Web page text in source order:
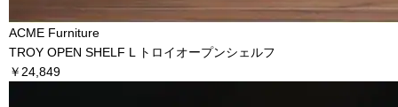
ACME Furniture
TROY OPEN SHELF L トロイオープンシェルフ
￥24,849